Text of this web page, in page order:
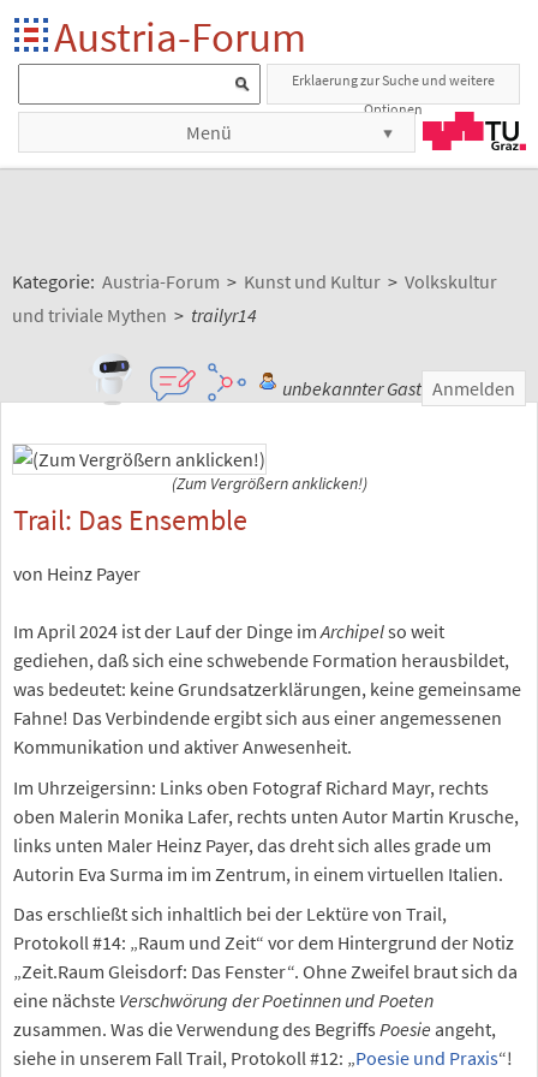
Austria-Forum
Erklaerung zur Suche und weitere
Optionen
Menü
Kategorie: Austria-Forum > Kunst und Kultur > Volkskultur
und triviale Mythen > trailyr14
unbekannter Gast Anmelden
(Zum Vergrößern anklicken!)
Trail: Das Ensemble
von Heinz Payer
Im April 2024 ist der Lauf der Dinge imArchipelso weit
gediehen, daß sich eine schwebende Formation herausbildet,
was bedeutet: keine Grundsatzerklärungen, keine gemeinsame
Fahne! Das Verbindende ergibt sich aus einer angemessenen
Kommunikation und aktiver Anwesenheit.
Im Uhrzeigersinn: Links oben Fotograf Richard Mayr, rechts
oben Malerin Monika Lafer, rechts unten Autor Martin Krusche,
links unten Maler Heinz Payer, das dreht sich alles grade um
Autorin Eva Surma im im Zentrum, in einem virtuellen Italien.
Das erschließt sich inhaltlich bei der Lektüre von Trail,
Protokoll #14: „Raum und Zeit“ vor dem Hintergrund der Notiz
„Zeit.Raum Gleisdorf: Das Fenster“. Ohne Zweifel braut sich da
eine nächste Verschwörung der Poetinnen und Poeten
zusammen. Was die Verwendung des Begriffs Poesie angeht,
siehe in unserem Fall Trail, Protokoll #12: „Poesie und Praxis“!